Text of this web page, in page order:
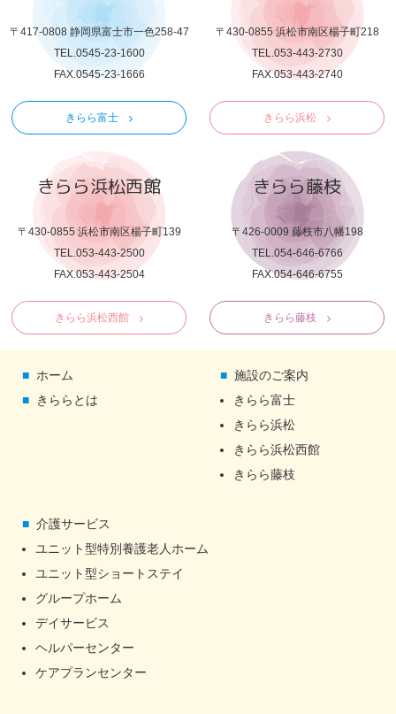
〒417-0808 静岡県富士市一色258-47
TEL.0545-23-1600
FAX.0545-23-1666
きらら富士
〒430-0855 浜松市南区楊子町218
TEL.053-443-2730
FAX.053-443-2740
きらら浜松
きらら浜松西館
〒430-0855 浜松市南区楊子町139
TEL.053-443-2500
FAX.053-443-2504
きらら浜松西館
きらら藤枝
〒426-0009 藤枝市八幡198
TEL.054-646-6766
FAX.054-646-6755
きらら藤枝
ホーム
きららとは
施設のご案内
きらら富士
きらら浜松
きらら浜松西館
きらら藤枝
介護サービス
ユニット型特別養護老人ホーム
ユニット型ショートステイ
グループホーム
デイサービス
ヘルパーセンター
ケアプランセンター